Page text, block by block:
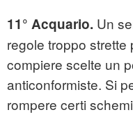
11° Acquario. Un
regole troppo
compiere scelte un
anticonformiste. Si
rompere certi